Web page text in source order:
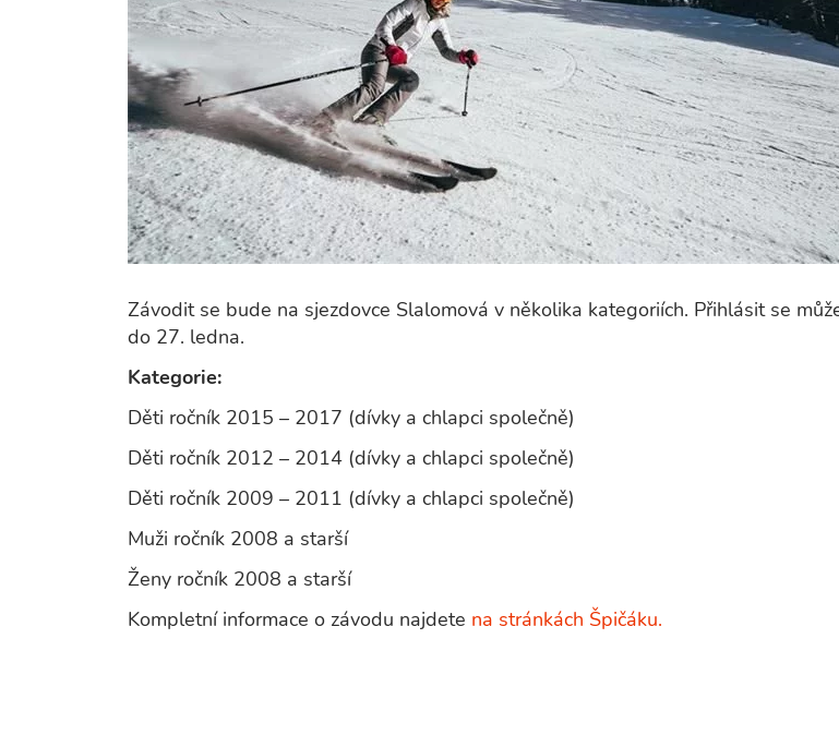
Závodit se bude na sjezdovce Slalomová v několika kategoriích. Přihlásit se
do 27. ledna.
Kategorie:
Děti ročník 2015 – 2017 (dívky a chlapci společně)
Děti ročník 2012 – 2014 (dívky a chlapci společně)
Děti ročník 2009 – 2011 (dívky a chlapci společně)
Muži ročník 2008 a starší
Ženy ročník 2008 a starší
Kompletní informace o závodu najdete na stránkách Špičáku.